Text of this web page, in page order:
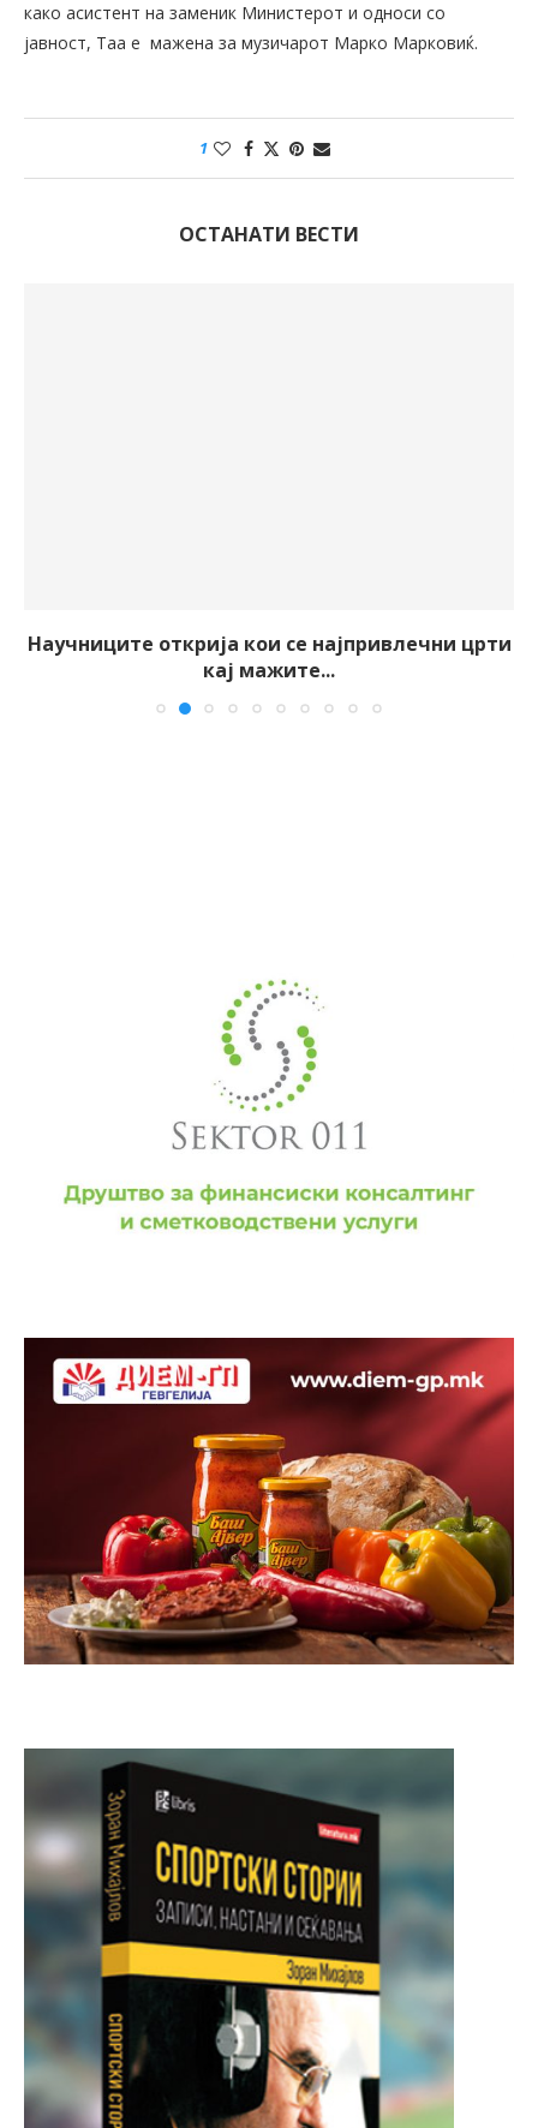
како асистент на заменик Министерот и односи со
јавност, Таа е мажена за музичарот Марко Марковиќ.
1
ОСТАНАТИ ВЕСТИ
Научниците открија кои се најпривлечни црти
кај мажите...